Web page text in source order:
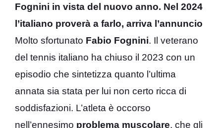
Fognini in vista del nuovo anno. Nel 2024
l’italiano proverà a farlo, arriva l’annuncio
Molto sfortunato Fabio Fognini. Il veterano
del tennis italiano ha chiuso il 2023 con un
episodio che sintetizza quanto l’ultima
annata sia stata per lui non certo ricca di
soddisfazioni. L’atleta è occorso
nell’ennesimo problema muscolare, che gli